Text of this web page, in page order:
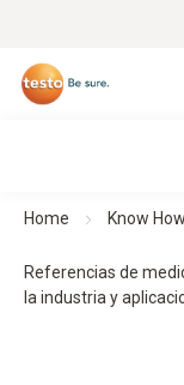
Home Know How
Referencias de
la industria y